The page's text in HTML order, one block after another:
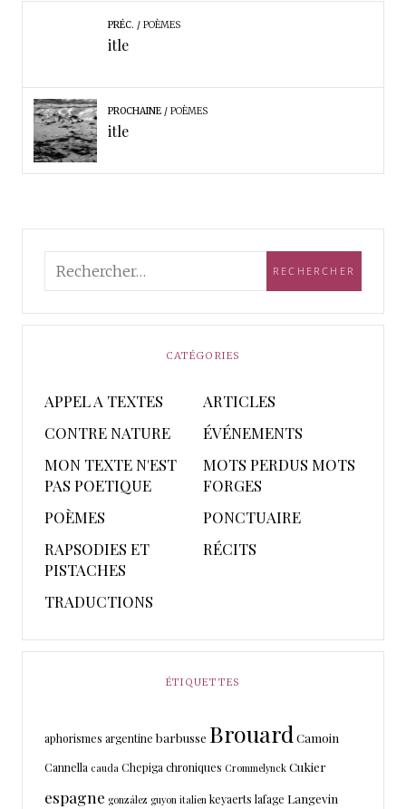
PRÉC. POÈMES
itle
PROCHAINE POÈMES
itle
CATÉGORIES
APPEL A TEXTES
ARTICLES
CONTRE NATURE
ÉVÉNEMENTS
MON TEXTE N'EST
PAS POETIQUE
MOTS PERDUS MOTS
FORGES
POÈMES
PONCTUAIRE
RAPSODIES ET
PISTACHES
RÉCITS
TRADUCTIONS
ÉTIQUETTES
aphorismes argentine barbusse Brouard Camoin
Cannella cauda Chepigachroniques Crommelynck Cukier
espagne gonzález guyon italien keyaerts lafage Langevin